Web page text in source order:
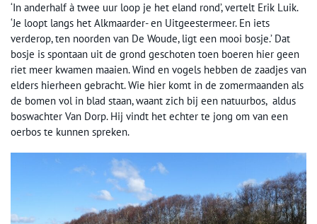
‘In anderhalf à twee uur loop je het eland rond’, vertelt Erik Luik.
‘Je loopt langs het Alkmaarder- en Uitgeestermeer. En iets
verderop, ten noorden van De Woude, ligt een mooi bosje.’ Dat
bosje is spontaan uit de grond geschoten toen boeren hier geen
riet meer kwamen maaien. Wind en vogels hebben de zaadjes van
elders hierheen gebracht. Wie hier komt in de zomermaanden als
de bomen vol in blad staan, waant zich bij een natuurbos, aldus
boswachter Van Dorp. Hij vindt het echter te jong om van een
oerbos te kunnen spreken.